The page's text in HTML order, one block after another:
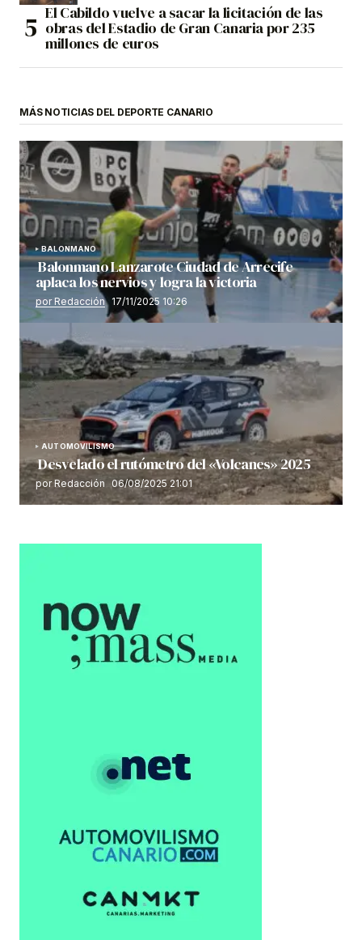
El Cabildo vuelve a sacar la licitación de las
obras del Estadio de Gran Canaria por 235
millones de euros
MÁS NOTICIAS DEL DEPORTE CANARIO
BALONMANO
Balonmano Lanzarote Ciudad de Arrecife
aplaca los nervios y logra la victoria
por Redacción 17/11/2025 10:26
AUTOMOVILISMO
Desvelado el rutómetro del «Volcanes» 2025
por Redacción 06/08/2025 21:01